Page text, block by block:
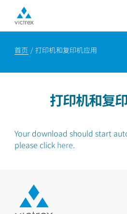
首页 打印机和复印机应用
打印机和复
Your download should start
please click here.